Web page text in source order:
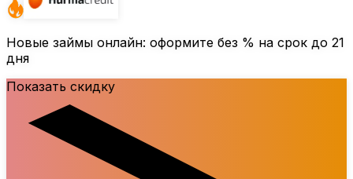
Новые займы онлайн: оформите без % на срок до 21
дня
Показать скидку